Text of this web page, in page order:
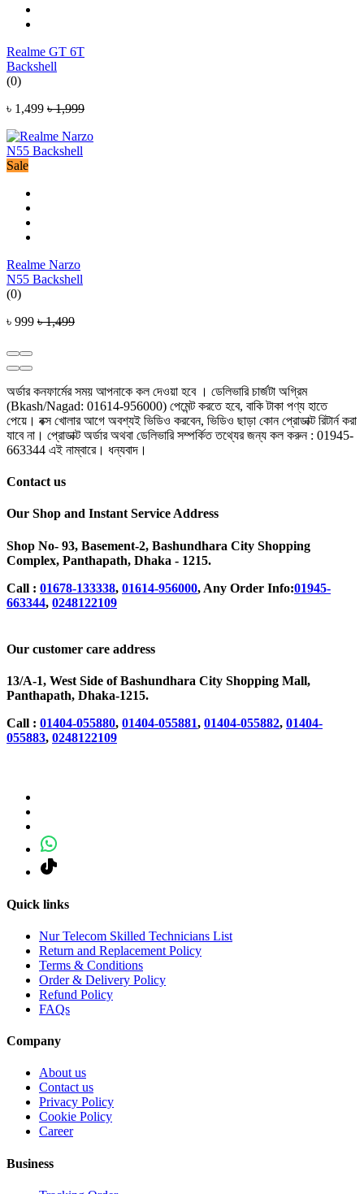
Realme GT 6T
Backshell
(0)
৳ 1,499 ৳ 1,999
Sale
Realme Narzo
N55 Backshell
(0)
৳ 999 ৳ 1,499
অর্ডার কনফার্মের সময় আপনাকে কল দেওয়া হবে । ডেলিভারি চার্জটা অগ্রিম
(Bkash/Nagad: 01614-956000) পেমেন্ট করতে হবে, বাকি টাকা পণ্য হাতে
পেয়ে। বক্স খোলার আগে অবশ্যই ভিডিও করবেন, ভিডিও ছাড়া কোন প্রোডাক্ট রিটার্ন করা
যাবে না। প্রোডাক্ট অর্ডার অথবা ডেলিভারি সম্পর্কিত তথ্যের জন্য কল করুন : 01945-
663344 এই নাম্বারে। ধন্যবাদ।
Contact us
Our Shop and Instant Service Address
Shop No- 93, Basement-2, Bashundhara City Shopping
Complex, Panthapath, Dhaka - 1215.
Call : 01678-133338, 01614-956000, Any Order Info:01945-
663344, 0248122109
Our customer care address
13/A-1, West Side of Bashundhara City Shopping Mall,
Panthapath, Dhaka-1215.
Call : 01404-055880, 01404-055881, 01404-055882, 01404-
055883, 0248122109
Quick links
Nur Telecom Skilled Technicians List
Return and Replacement Policy
Terms & Conditions
Order & Delivery Policy
Refund Policy
FAQs
Company
About us
Contact us
Privacy Policy
Cookie Policy
Career
Business